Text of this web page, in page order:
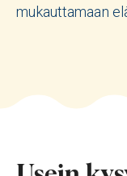
mukauttamaan